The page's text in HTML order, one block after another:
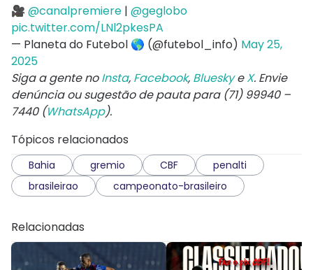
🎥 @canalpremiere | @geglobo
pic.twitter.com/LNl2pkesPA
— Planeta do Futebol 🌎 (@futebol_info) May 25,
2025
Siga a gente noInsta, Facebook, BlueskyeX. Envie
denúncia ou sugestão de pauta para (71) 99940 –
7440 (WhatsApp).
Tópicos relacionados
Bahia gremio CBF
penalti
brasileirao
campeonato-brasileiro
Relacionadas